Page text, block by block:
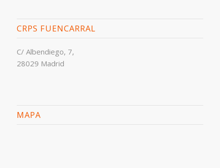
CRPS FUENCARRAL
C/ Albendiego, 7,
28029 Madrid
MAPA